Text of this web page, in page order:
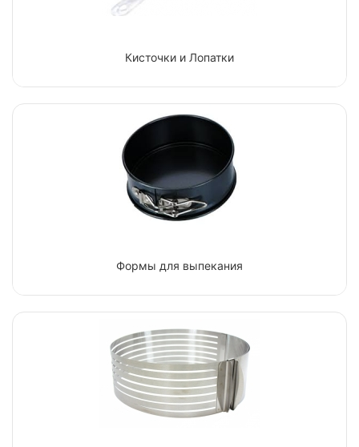
Кисточки и Лопатки
Формы для выпекания